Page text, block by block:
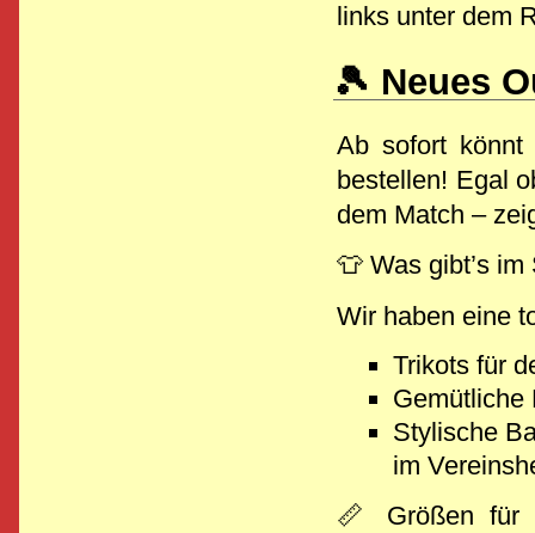
links unter dem
🎾 Neues
Ab sofort könnt
bestellen! Egal
dem Match –
👕 Was gibt’s im
Wir haben eine
Trikots für
Gemütliche
Stylische
im
📏 Größen für